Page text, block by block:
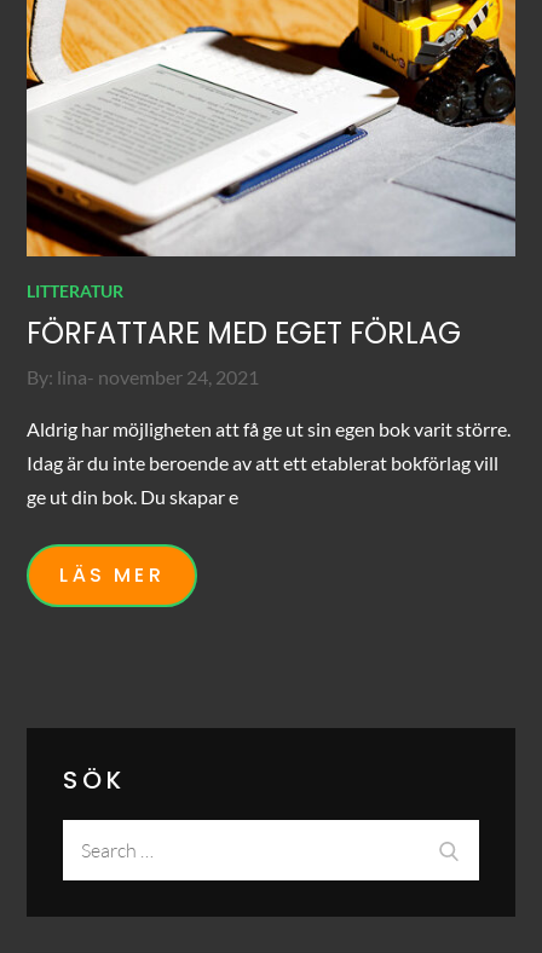
LITTERATUR
FÖRFATTARE MED EGET FÖRLAG
By: lina Posted
november 24, 2021
Aldrig har möjligheten att få ge ut sin egen bok varit större.
Idag är du inte beroende av att ett etablerat bokförlag vill
ge ut din bok. Du skapar e
LÄS MER
SÖK